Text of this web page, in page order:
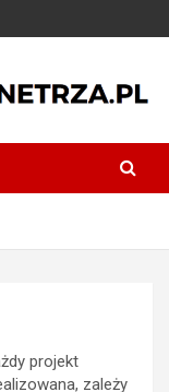
projekt
zależy